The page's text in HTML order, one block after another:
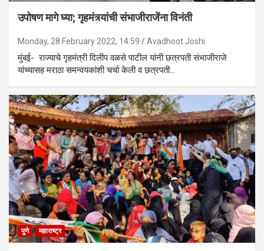
उपोषण मागे घ्या; गृहमंत्र्यांची संभाजीराजेंना विनंती
Monday, 28 February 2022, 14:59 Avadhoot Joshi
मुंबई- राज्याचे गृहमंत्री दिलीप वळसे पाटील यांनी छत्रपती संभाजीराजे
यांच्यासह मराठा समन्वयकांशी चर्चा केली व छत्रपती…
पुणे महाराष्ट्र